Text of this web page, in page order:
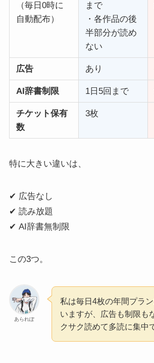
（毎日0時に
自動配布）
まで
・各作品の後
半部分が読め
ない
広告 あり
AI辞書制限 1日5回まで
チケット保有
数
3枚
特に大きい違いは、
✔ 広告なし
✔ 読み放題
✔ AI辞書無制限
この3つ。
あられぽ
私は毎日4枚の年間プラ
いますが、広告も制限も
クサク読めて多読に集中